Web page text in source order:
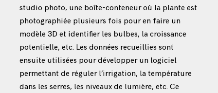
studio photo, une boîte-conteneur où la plante est
photographiée plusieurs fois pour en faire un
modèle 3D et identifier les bulbes, la croissance
potentielle, etc. Les données recueillies sont
ensuite utilisées pour développer un logiciel
permettant de réguler l’irrigation, la température
dans les serres, les niveaux de lumière, etc. Ce